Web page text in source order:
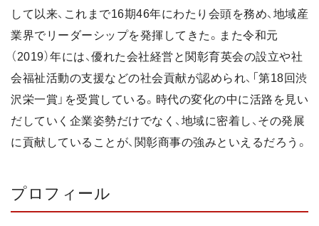
して以来、これまで16期46年にわたり会頭を務め、地域産
業界でリーダーシップを発揮してきた。また令和元
（2019）年には、優れた会社経営と関彰育英会の設立や社
会福祉活動の支援などの社会貢献が認められ、「第18回渋
沢栄一賞」を受賞している。時代の変化の中に活路を見い
だしていく企業姿勢だけでなく、地域に密着し、その発展
に貢献していることが、関彰商事の強みといえるだろう。
プロフィール